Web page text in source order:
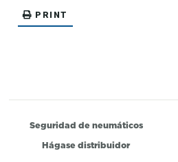
PRINT
Seguridad de neumáticos
Hágase distribuidor